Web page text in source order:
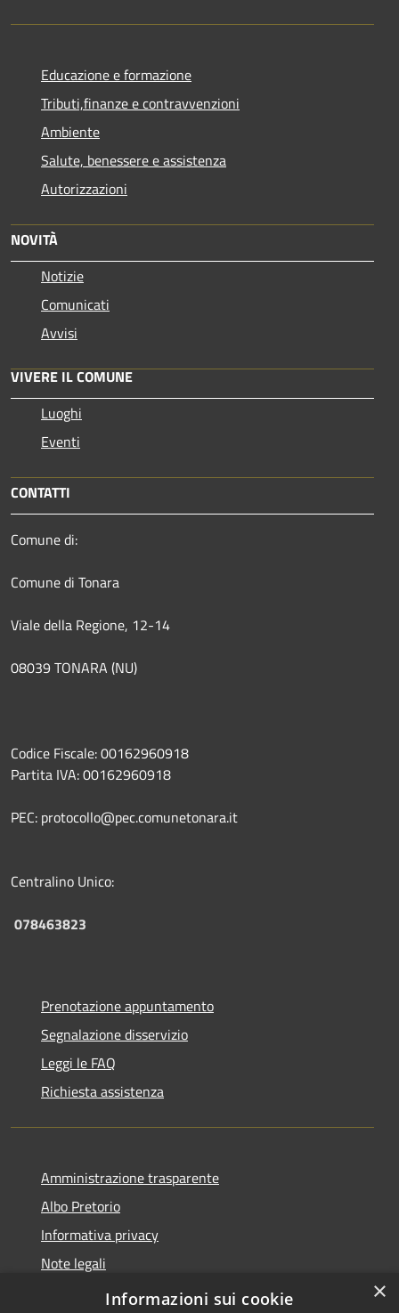
Educazione e formazione
Tributi,finanze e contravvenzioni
Ambiente
Salute, benessere e assistenza
Autorizzazioni
NOVITÀ
Notizie
Comunicati
Avvisi
VIVERE IL COMUNE
Luoghi
Eventi
CONTATTI
Comune di:
Comune di Tonara
Viale della Regione, 12-14
08039 TONARA (NU)
Codice Fiscale: 00162960918
Partita IVA: 00162960918
PEC: protocollo@pec.comunetonara.it
Centralino Unico:
078463823
Prenotazione appuntamento
Segnalazione disservizio
Leggi le FAQ
Richiesta assistenza
Amministrazione trasparente
Albo Pretorio
Informativa privacy
Note legali
Dichiarazione di accessibilità
×
Informazioni sui cookie